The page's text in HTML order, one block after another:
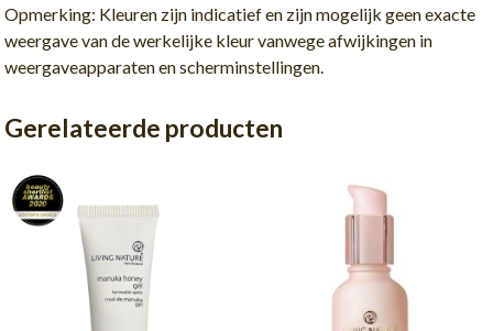
Opmerking: Kleuren zijn indicatief en zijn mogelijk geen exacte
weergave van de werkelijke kleur vanwege afwijkingen in
weergaveapparaten en scherminstellingen.
Gerelateerde producten